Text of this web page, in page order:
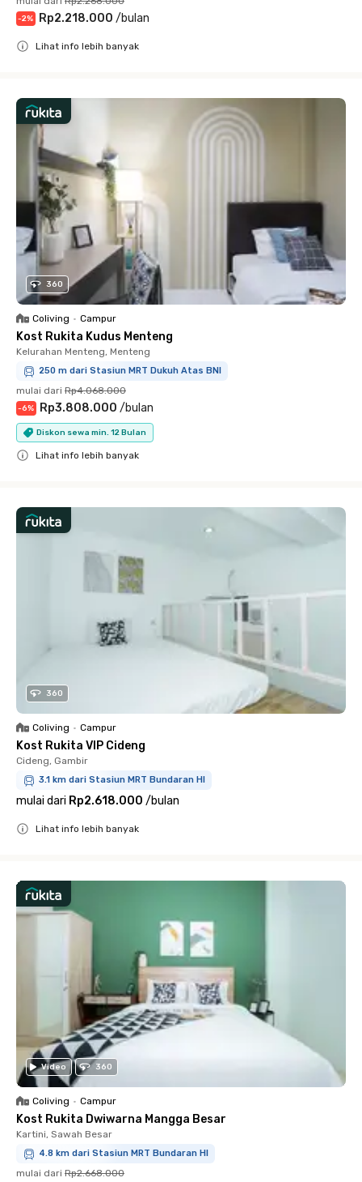
-2% Rp2.218.000 /bulan
Lihat info lebih banyak
360
Coliving • Campur
Kost Rukita Kudus Menteng
Kelurahan Menteng, Menteng
250 m dari Stasiun MRT Dukuh Atas BNI
mulai dari Rp4.068.000
-6% Rp3.808.000 /bulan
Diskon sewa min. 12 Bulan
Lihat info lebih banyak
360
Coliving • Campur
Kost Rukita VIP Cideng
Cideng, Gambir
3.1 km dari Stasiun MRT Bundaran HI
mulai dari Rp2.618.000 /bulan
Lihat info lebih banyak
Video 360
Coliving • Campur
Kost Rukita Dwiwarna Mangga Besar
Kartini, Sawah Besar
4.8 km dari Stasiun MRT Bundaran HI
mulai dari Rp2.668.000